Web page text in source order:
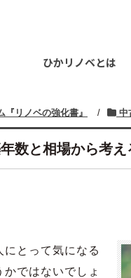
ひかリノベとは
『リノベの強化書』 / 中
数と相場から考え
とって気になる
ではないでしょ